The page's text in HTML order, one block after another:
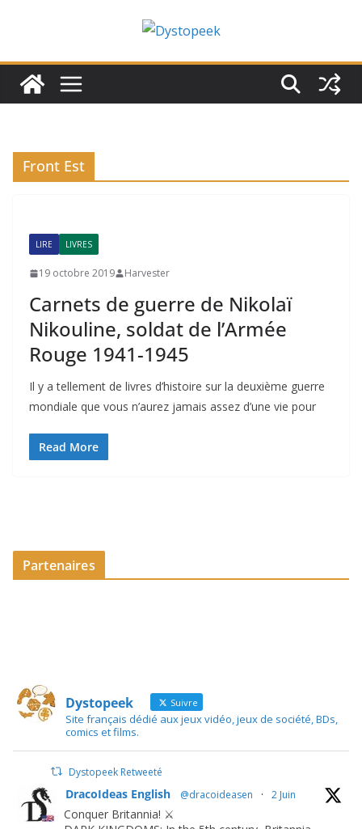
Front Est
LIRE LIVRES
19 octobre 2019 Harvester
Carnets de guerre de Nikolaï
Nikouline, soldat de l’Armée
Rouge 1941-1945
Il y a tellement de livres d’histoire sur la deuxième guerre
mondiale que vous n’aurez jamais assez d’une vie pour
Read More
Partenaires
Dystopeek Suivre
Site français dédié aux jeux vidéo, jeux de société, BDs,
comics et films.
Dystopeek Retweeté
DracoIdeas English @dracoideasen · 2 Juin
Conquer Britannia! ⚔️